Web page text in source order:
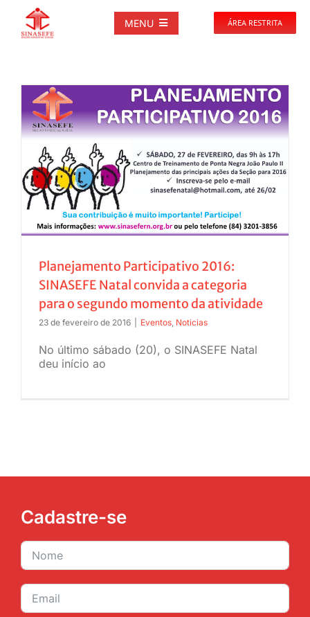
MENU
NOTÍCIAS
PUBLICAÇÕES
DOCUMENTOS
GALERIAS
EVENTOS
ÁREA RESTRITA
Planejamento Participativo 2016:
SINASEFE Natal convida a categoria
para o segundo momento da atividade
23 de fevereiro de 2016 Eventos Noticias
No último sábado (20), o SINASEFE Natal
deu início ao
Cadastre-se